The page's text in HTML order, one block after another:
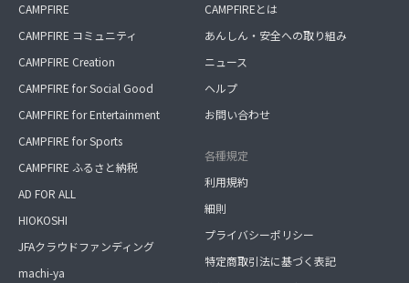
CAMPFIRE
CAMPFIRE コミュニティ
CAMPFIRE Creation
CAMPFIRE for Social Good
CAMPFIRE for Entertainment
CAMPFIRE for Sports
CAMPFIRE ふるさと納税
AD FOR ALL
HIOKOSHI
JFAクラウドファンディング
machi-ya
CAMPFIREとは
あんしん・安全への取り組み
ニュース
ヘルプ
お問い合わせ
各種規定
利用規約
細則
プライバシーポリシー
特定商取引法に基づく表記